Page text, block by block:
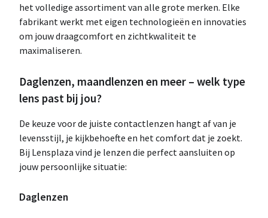
het volledige assortiment van alle grote merken. Elke
fabrikant werkt met eigen technologieën en innovaties
om jouw draagcomfort en zichtkwaliteit te
maximaliseren.
Daglenzen, maandlenzen en meer – welk type
lens past bij jou?
De keuze voor de juiste contactlenzen hangt af van je
levensstijl, je kijkbehoefte en het comfort dat je zoekt.
Bij Lensplaza vind je lenzen die perfect aansluiten op
jouw persoonlijke situatie:
Daglenzen